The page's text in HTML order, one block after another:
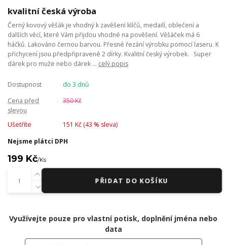
kvalitní česká výroba
Černý kovový věšák je vhodný k zavěšení klíčů, medailí, oblečení a
dalších věcí, které Vám přijdou vhodné na pověšení. Věšáček má 6
háčků. Lakováno černou barvou. Přesné řezání výrobku pomocí laseru. K
přichycení jsou předpřipravené 2 dírky. Kvalitní český výrobek. Super
dárek pro muže nebo dárek ... celý popis
Dostupnost
do 3 dnů
Cena před
slevou
350 Kč
Ušetříte 151 Kč (43 % sleva)
Nejsme plátci DPH
199 Kč/Ks
PŘIDAT DO KOŠÍKU
Využívejte pouze pro vlastní potisk, doplnění jména nebo
data